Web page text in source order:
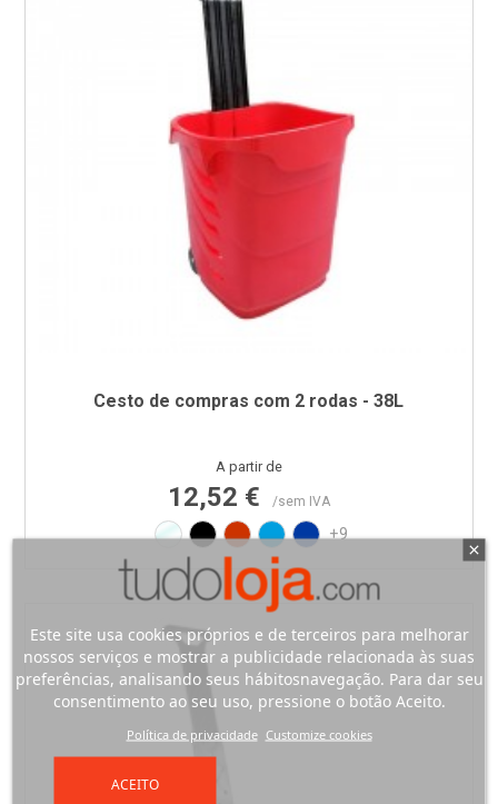
Cesto de compras com 2 rodas - 38L
Preço
A partir de
12,52 € /sem IVA
Translúcido
PretoVermelho RAL3020
Azul PAN 299C
Azul PAN 293C
+9
Este site usa cookies próprios e de terceiros para melhorar
nossos serviços e mostrar a publicidade relacionada às suas
preferências, analisando seus hábitosnavegação. Para dar seu
consentimento ao seu uso, pressione o botão Aceito.
Política de privacidade Customize cookies
ACEITO